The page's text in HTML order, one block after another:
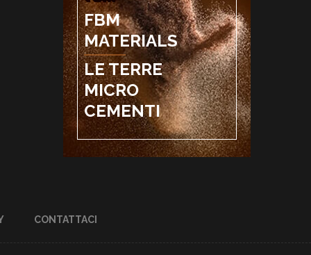
FBM
MATERIALS
LE TERRE
MICRO
CEMENTI
CONTATTACI